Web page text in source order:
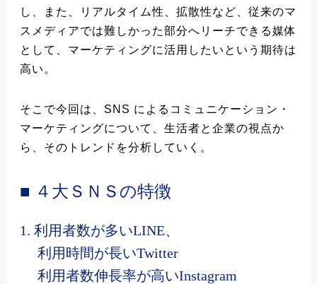
し、また、リアルタイム性、拡散性など、従来のマ
スメディアでは難しかった部分へリーチできる媒体
として、マーケティングに活用したいという期待は
高い。
そこで今回は、SNS によるコミュニケーション・
マーケティングについて、生活者と企業の視点か
ら、そのトレンドを分析していく。
■ ４大ＳＮＳの特徴
1. 利用者数が多いLINE、
利用時間が長いTwitter
利用者数伸長率が高いInstagram